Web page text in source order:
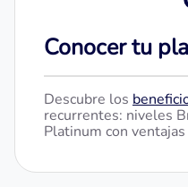
Conocer tu
Descubre los
recurrentes: niveles
Platinum con